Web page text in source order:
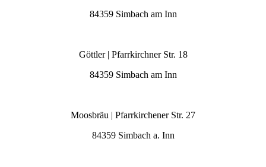
84359 Simbach am Inn
Göttler | Pfarrkirchner Str. 18
84359 Simbach am Inn
Moosbräu | Pfarrkirchener Str. 27
84359 Simbach a. Inn